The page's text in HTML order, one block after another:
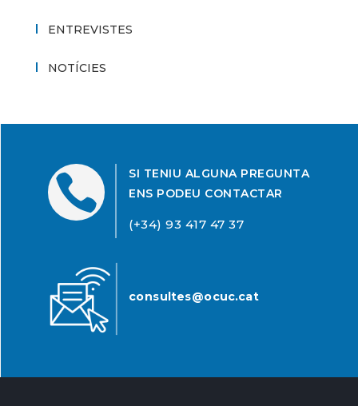
ENTREVISTES
NOTÍCIES

SI TENIU ALGUNA PREGUNTA
ENS PODEU CONTACTAR
(+34) 93 417 47 37
consultes@ocuc.cat